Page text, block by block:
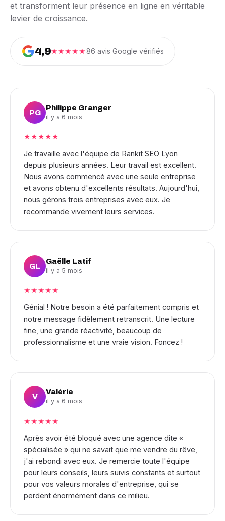
et transforment leur présence en ligne en véritable
levier de croissance.
4,9★★★★★86 avis Google vérifiés
PG
Philippe Granger
il y a 6 mois
★★★★★
Je travaille avec l'équipe de Rankit SEO Lyon
depuis plusieurs années. Leur travail est excellent.
Nous avons commencé avec une seule entreprise
et avons obtenu d'excellents résultats. Aujourd'hui,
nous gérons trois entreprises avec eux. Je
recommande vivement leurs services.
GL
Gaëlle Latif
il y a 5 mois
★★★★★
Génial ! Notre besoin a été parfaitement compris et
notre message fidèlement retranscrit. Une lecture
fine, une grande réactivité, beaucoup de
professionnalisme et une vraie vision. Foncez !
V
Valérie
il y a 6 mois
★★★★★
Après avoir été bloqué avec une agence dite «
spécialisée » qui ne savait que me vendre du rêve,
j'ai rebondi avec eux. Je remercie toute l'équipe
pour leurs conseils, leurs suivis constants et surtout
pour vos valeurs morales d'entreprise, qui se
perdent énormément dans ce milieu.